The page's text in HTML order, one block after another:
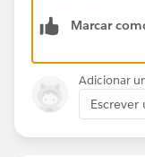
body {
height: 100%;
0px;
margin-top: 0px;
Marcar
Adicionar